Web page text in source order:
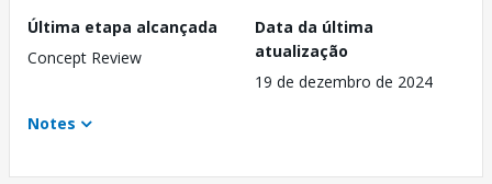
Última etapa alcançada
Concept Review
Data da última
atualização
19 de dezembro de 2024
Notes